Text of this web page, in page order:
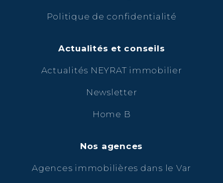
Politique de confidentialité
Actualités et conseils
Actualités NEYRAT immobilier
Newsletter
Home B
Nos agences
Agences immobilières dans le Var